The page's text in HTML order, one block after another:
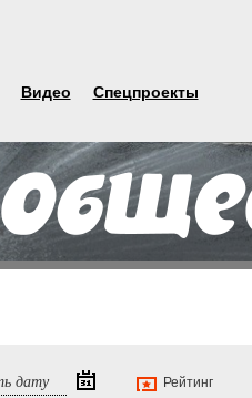
Видео Спецпроекты
Рейтинг